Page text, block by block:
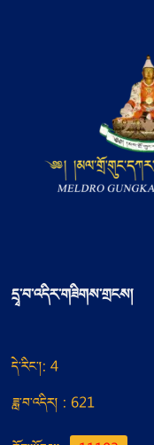
དྲྭ་བ་འདིར་གཟིགས་གྲངས།
དེ་རིང་།: 4
ཟླ་བ་འདིར། : 621